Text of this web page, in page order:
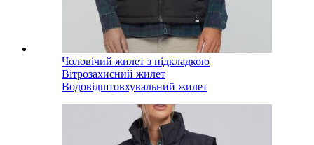
Чоловічий жилет з підкладкою
Вітрозахисний жилет
Водовідштовхувальний жилет